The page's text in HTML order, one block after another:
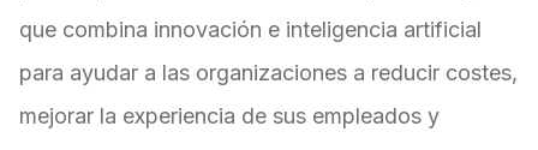
que combina innovación e inteligencia artificial
para ayudar a las organizaciones a reducir costes,
mejorar la experiencia de sus empleados y